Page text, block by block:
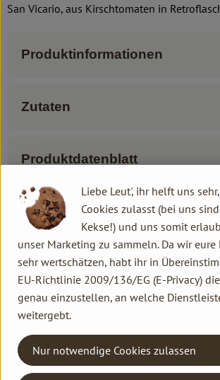
San Vicario, aus Kirschtomaten in
Produktinformationen
Zutaten
Produktdatenblatt
Herkunft
Hersteller: Le Carline Società Semplice
Italien
Liebe Leut', ihr helft uns
Cookies zulasst (bei uns
Kekse!) und uns somit
unser Marketing zu sammeln. Da wir eure
sehr wertschätzen, habt ihr in
EU-Richtlinie 2009/136/EG (E-Privacy)
genau einzustellen, an welche
weitergebt.
Nur notwendige Cookies zulassen